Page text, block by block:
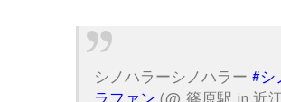
シノハラーシノハラー #シ